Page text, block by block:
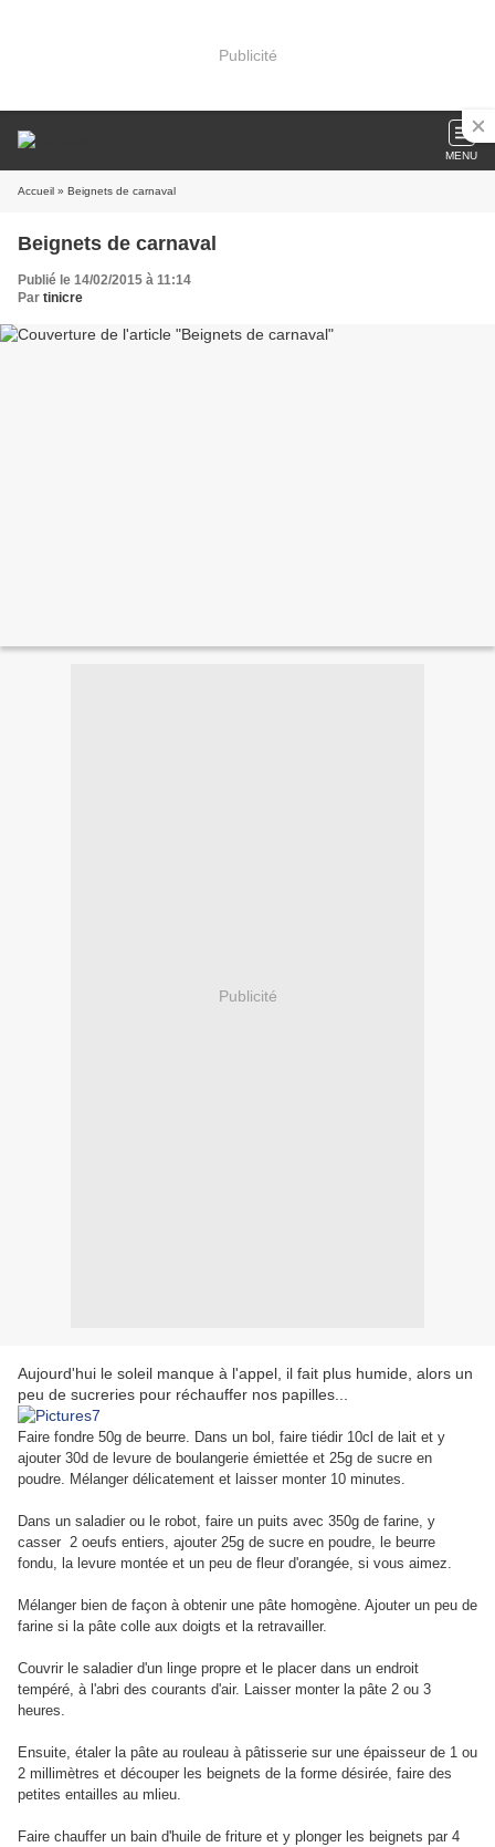
Publicité
MENU
Accueil » Beignets de carnaval
Beignets de carnaval
Publié le 14/02/2015 à 11:14
Par tinicre
Publicité
Aujourd'hui le soleil manque à l'appel, il fait plus humide, alors un
peu de sucreries pour réchauffer nos papilles...
Faire fondre 50g de beurre. Dans un bol, faire tiédir 10cl de lait et y
ajouter 30d de levure de boulangerie émiettée et 25g de sucre en
poudre. Mélanger délicatement et laisser monter 10 minutes.
Dans un saladier ou le robot, faire un puits avec 350g de farine, y
casser 2 oeufs entiers, ajouter 25g de sucre en poudre, le beurre
fondu, la levure montée et un peu de fleur d'orangée, si vous aimez.
Mélanger bien de façon à obtenir une pâte homogène. Ajouter un peu de
farine si la pâte colle aux doigts et la retravailler.
Couvrir le saladier d'un linge propre et le placer dans un endroit
tempéré, à l'abri des courants d'air. Laisser monter la pâte 2 ou 3
heures.
Ensuite, étaler la pâte au rouleau à pâtisserie sur une épaisseur de 1 ou
2 millimètres et découper les beignets de la forme désirée, faire des
petites entailles au mlieu.
Faire chauffer un bain d'huile de friture et y plonger les beignets par 4